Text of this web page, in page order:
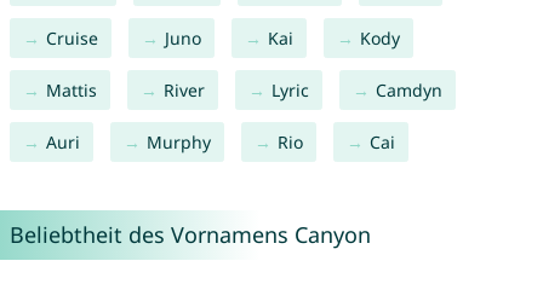
Cruise Juno Kai Kody
Mattis River Lyric Camdyn
Auri Murphy Rio Cai
Beliebtheit des Vornamens Canyon